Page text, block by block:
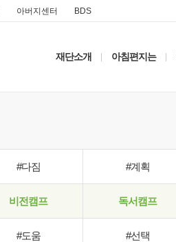
아버지센터 BDS
재단소개 아침편지는
#다짐 #계획
비전캠프 독서캠프
#도움 #선택